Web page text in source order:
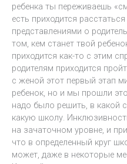
ребенка ты переживаешь
есть приходится
представлениями о
том, кем станет твой
приходится как-то с этим
родителям приходится
с женой этот первый этап
ребенок, но и мы прошли
надо было решить, в какой
какую школу.
на зачаточном уровне, и
что в определенный круг
может, даже в некоторые